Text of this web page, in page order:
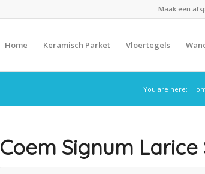
Maak een
Home Keramisch Parket Vloertegels
You are here:
Coem Signum